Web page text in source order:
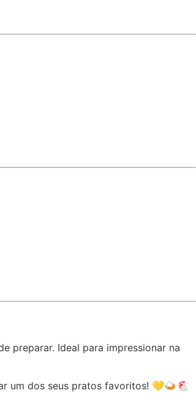
preparar. Ideal para impressionar na
um dos seus pratos favoritos! 💛🍛🐔